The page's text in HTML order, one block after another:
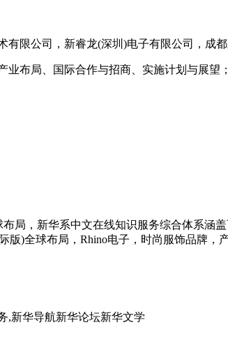
限公司，新睿龙(深圳)电子有限公司，成
布局、国际合作与招商、实施计划与展望；
局，新华系中文在线知识服务综合体系涵
)全球布局，Rhino电子，时尚服饰品牌，
,新华导航新华论坛新华文学